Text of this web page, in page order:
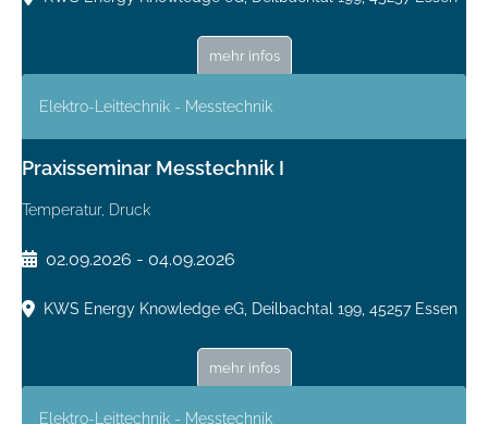
mehr infos
Elektro-Leittechnik - Messtechnik
Praxisseminar Messtechnik I
Temperatur, Druck
02.09.2026 - 04.09.2026
KWS Energy Knowledge eG, Deilbachtal 199, 45257 Essen
mehr infos
Elektro-Leittechnik - Messtechnik